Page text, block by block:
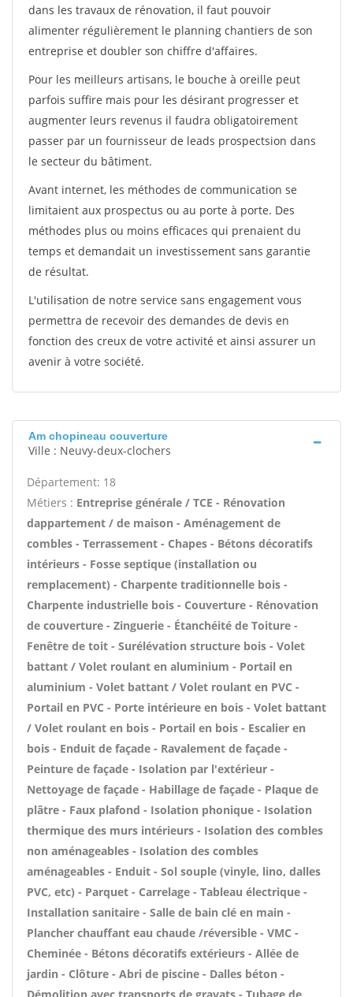
dans les travaux de rénovation, il faut pouvoir
alimenter régulièrement le planning chantiers de son
entreprise et doubler son chiffre d'affaires.
Pour les meilleurs artisans, le bouche à oreille peut
parfois suffire mais pour les désirant progresser et
augmenter leurs revenus il faudra obligatoirement
passer par un fournisseur de leads prospectsion dans
le secteur du bâtiment.
Avant internet, les méthodes de communication se
limitaient aux prospectus ou au porte à porte. Des
méthodes plus ou moins efficaces qui prenaient du
temps et demandait un investissement sans garantie
de résultat.
L'utilisation de notre service sans engagement vous
permettra de recevoir des demandes de devis en
fonction des creux de votre activité et ainsi assurer un
avenir à votre société.
Am chopineau couverture
Ville : Neuvy-deux-clochers
Département: 18
Métiers : Entreprise générale / TCE - Rénovation
dappartement / de maison - Aménagement de
combles - Terrassement - Chapes - Bétons décoratifs
intérieurs - Fosse septique (installation ou
remplacement) - Charpente traditionnelle bois -
Charpente industrielle bois - Couverture - Rénovation
de couverture - Zinguerie - Étanchéité de Toiture -
Fenêtre de toit - Surélévation structure bois - Volet
battant / Volet roulant en aluminium - Portail en
aluminium - Volet battant / Volet roulant en PVC -
Portail en PVC - Porte intérieure en bois - Volet battant
/ Volet roulant en bois - Portail en bois - Escalier en
bois - Enduit de façade - Ravalement de façade -
Peinture de façade - Isolation par l'extérieur -
Nettoyage de façade - Habillage de façade - Plaque de
plâtre - Faux plafond - Isolation phonique - Isolation
thermique des murs intérieurs - Isolation des combles
non aménageables - Isolation des combles
aménageables - Enduit - Sol souple (vinyle, lino, dalles
PVC, etc) - Parquet - Carrelage - Tableau électrique -
Installation sanitaire - Salle de bain clé en main -
Plancher chauffant eau chaude /réversible - VMC -
Cheminée - Bétons décoratifs extérieurs - Allée de
jardin - Clôture - Abri de piscine - Dalles béton -